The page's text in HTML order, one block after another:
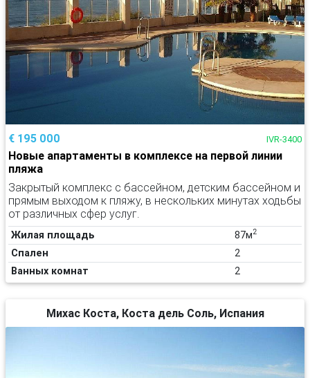
€ 195 000 IVR-3400
Новые апартаменты в комплексе на первой линии
пляжа
Закрытый комплекс с бассейном, детским бассейном и
прямым выходом к пляжу, в нескольких минутах ходьбы
от различных сфер услуг.
Жилая площадь 87м2
Спален
2
Ванных комнат
2
Михас Коста, Коста дель Соль, Испания